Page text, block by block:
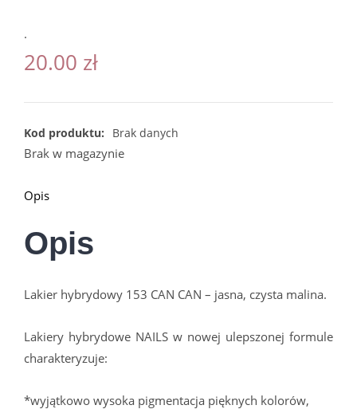
.
20.00 zł
Kod produktu: Brak danych
Brak w magazynie
Opis
Opis
Lakier hybrydowy 153 CAN CAN – jasna, czysta malina.
Lakiery hybrydowe NAILS w nowej ulepszonej formule
charakteryzuje:
*wyjątkowo wysoka pigmentacja pięknych kolorów,